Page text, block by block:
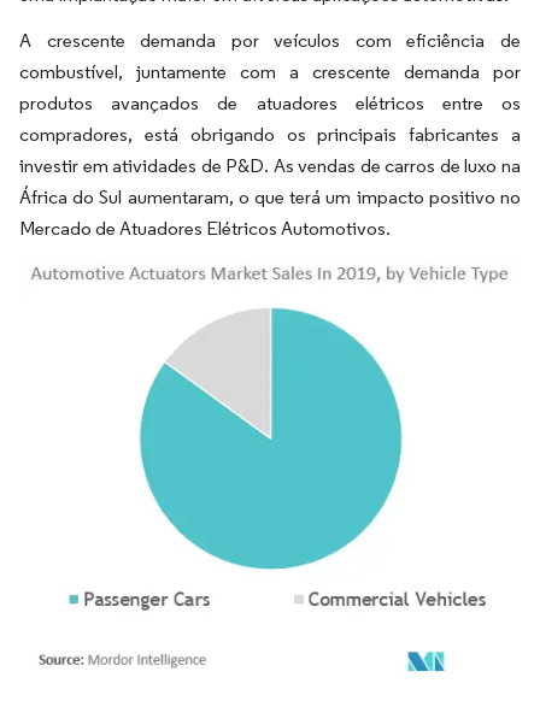
A crescente demanda por veículos com eficiência de
combustível, juntamente com a crescente demanda por
produtos avançados de atuadores elétricos entre os
compradores, está obrigando os principais fabricantes a
investir em atividades de P&D. As vendas de carros de luxo na
África do Sul aumentaram, o que terá um impacto positivo no
Mercado de Atuadores Elétricos Automotivos.